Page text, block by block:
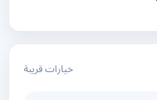
خيارات قريبة